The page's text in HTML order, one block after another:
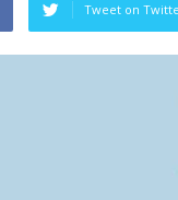
Tweet on